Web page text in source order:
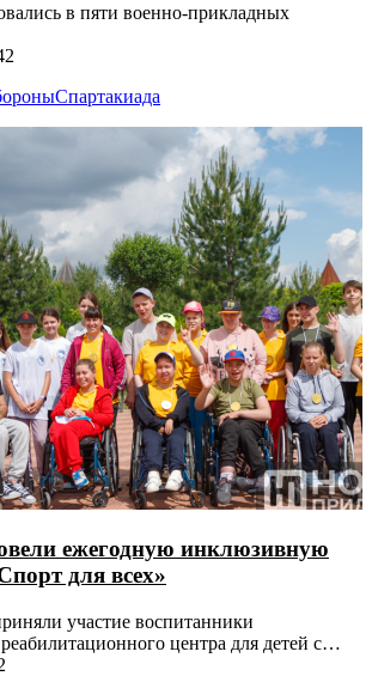
в пяти военно-прикладных
Спартакиада
ежегодную инклюзивную
для всех»
участие воспитанники
центра для детей с